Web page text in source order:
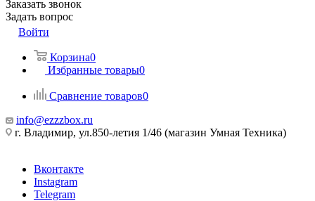
Заказать звонок
Задать вопрос
Войти
Корзина0
Избранные товары0
Сравнение товаров0
info@ezzzbox.ru
г. Владимир, ул.850-летия 1/46 (магазин Умная Техника)
Вконтакте
Instagram
Telegram